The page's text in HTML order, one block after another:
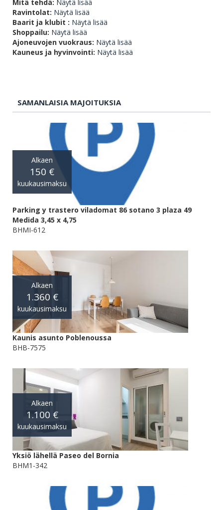
Mitä tehdä: Näytä lisää
Ravintolat: Näytä lisää
Baarit ja klubit : Näytä lisää
Shoppailu: Näytä lisää
Ajoneuvojen vuokraus: Näytä lisää
Kauneus ja hyvinvointi: Näytä lisää
SAMANLAISIA MAJOITUKSIA
Alkaen
150 €
kuukausimaksu
Parking y trastero viladomat 86 sotano 3 plaza 49
Medida 3,45 x 4,75
BHMI-612
Alkaen
1.360 €
kuukausimaksu
Kaunis asunto Poblenoussa
BHB-7575
Alkaen
1.100 €
kuukausimaksu
Yksiö lähellä Paseo del Bornia
BHM1-342